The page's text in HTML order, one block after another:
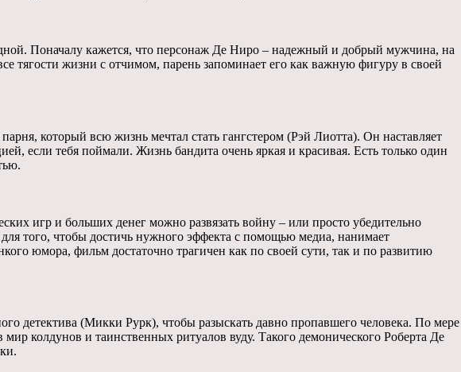
Поначалу кажется, что персонаж Де Ниро – надежный и добрый мужчина, на
тягости жизни с отчимом, парень запоминает его как важную фигуру в своей
который всю жизнь мечтал стать гангстером (Рэй Лиотта). Он наставляет
если тебя поймали. Жизнь бандита очень яркая и красивая. Есть только один
игр и больших денег можно развязать войну – или просто убедительно
того, чтобы достичь нужного эффекта с помощью медиа, нанимает
юмора, фильм достаточно трагичен как по своей сути, так и по развитию
детектива (Микки Рурк), чтобы разыскать давно пропавшего человека. По мере
мир колдунов и таинственных ритуалов вуду. Такого демонического Роберта Де